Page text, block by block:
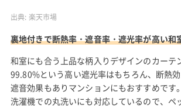
出典: 楽天市場
裏地付きで断熱率・遮音率・遮光率が高い和
和室にも合う上品な柄入りデザインのカーテ
99.80%という高い遮光率はもちろん、断熱効
遮音効果もありマンションにもおすすめです。
洗濯機での丸洗いにも対応しているので、ペ